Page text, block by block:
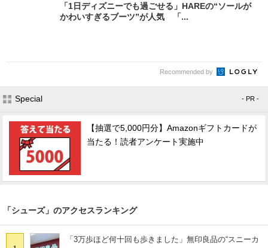
「1日ディズニーでも過ごせる」HAREの“ソールが
かわいすぎるブーツ”が人気 「...
Recommended by
Special - PR -
【抽選で5,000円分】Amazonギフトカードが
当たる！読者アンケート実施中
「シューズ」のアクセスランキング
「3万歩ほど何十回も歩きました」無印良品の“スニーカ